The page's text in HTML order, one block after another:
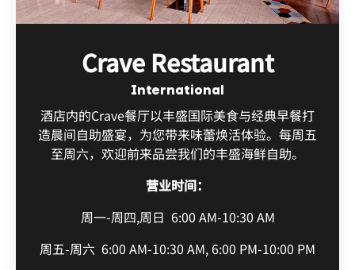
Crave Restaurant
International
酒店内的Crave餐厅以丰盛国际美食与经典早餐打
造晨间自助盛宴，为您带来味蕾焕活体验。每周五
至周六，欢迎前来品尝我们的丰盛海鲜自助。
营业时间：
周一-周四,周日 6:00 AM-10:30 AM
周五-周六 6:00 AM-10:30 AM, 6:00 PM-10:00 PM